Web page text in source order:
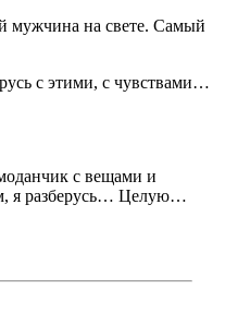
мужчина на свете. Самый
с этими, с чувствами…
с вещами и
я разберусь… Целую…